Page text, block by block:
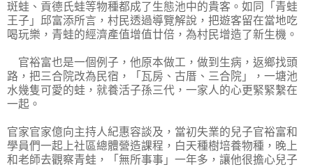
斑蛙、貢德氏蛙等物種都成了生態池中的貴客。如同「青蛙
王子」邱富添所言，村民透過導覽解說，把遊客留在當地吃
喝玩樂，青蛙的經濟產值增值廿倍，為村民增造了新生機。
官裕富也是一個例子，他原本做工，做到生病，返鄉找頭
路，把三合院改為民宿，「瓦房、古厝、三合院」，一塘池
水幾隻可愛的蛙，就養活子孫三代，一家人的心更緊緊繫在
一起。
官家官家億向主持人紀惠容談及，當初失業的兒子官裕富和
學員們一起上社區總體營造課程，白天種樹培養物種，晚上
和老師去觀察青蛙，「無所事事」一年多，讓他很擔心兒子